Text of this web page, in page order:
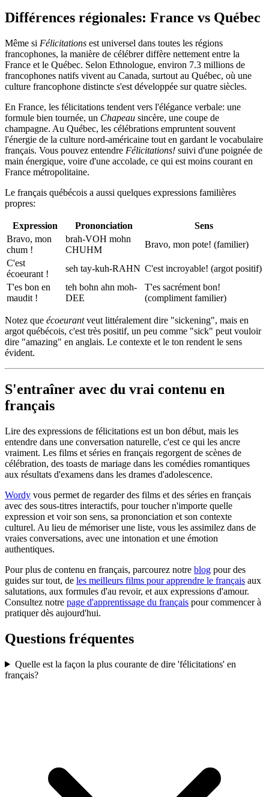
Différences régionales: France vs Québec
Même si Félicitations est universel dans toutes les régions
francophones, la manière de célébrer diffère nettement entre la
France et le Québec. Selon Ethnologue, environ 7.3 millions de
francophones natifs vivent au Canada, surtout au Québec, où une
culture francophone distincte s'est développée sur quatre siècles.
En France, les félicitations tendent vers l'élégance verbale: une
formule bien tournée, un Chapeau sincère, une coupe de
champagne. Au Québec, les célébrations empruntent souvent
l'énergie de la culture nord-américaine tout en gardant le vocabulaire
français. Vous pouvez entendre Félicitations! suivi d'une poignée de
main énergique, voire d'une accolade, ce qui est moins courant en
France métropolitaine.
Le français québécois a aussi quelques expressions familières
propres:
Expression Prononciation
Sens
Bravo, mon
chum !
brah-VOH mohn
CHUHM
Bravo, mon pote! (familier)
C'est
écoeurant !
seh tay-kuh-RAHN C'est incroyable! (argot positif)
T'es bon en
maudit !
teh bohn ahn moh-
DEE
T'es sacrément bon!
(compliment familier)
Notez que écoeurantveut littéralement dire "sickening", mais en
argot québécois, c'est très positif, un peu comme "sick" peut vouloir
dire "amazing" en anglais. Le contexte et le ton rendent le sens
évident.
S'entraîner avec du vrai contenu en
français
Lire des expressions de félicitations est un bon début, mais les
entendre dans une conversation naturelle, c'est ce qui les ancre
vraiment. Les films et séries en français regorgent de scènes de
célébration, des toasts de mariage dans les comédies romantiques
aux résultats d'examens dans les drames d'adolescence.
Wordy vous permet de regarder des films et des séries en français
avec des sous-titres interactifs, pour toucher n'importe quelle
expression et voir son sens, sa prononciation et son contexte
culturel. Au lieu de mémoriser une liste, vous les assimilez dans de
vraies conversations, avec une intonation et une émotion
authentiques.
Pour plus de contenu en français, parcourez notre blog pour des
guides sur tout, de les meilleurs films pour apprendre le français aux
salutations, aux formules d'au revoir, et aux expressions d'amour.
Consultez notre page d'apprentissage du français pour commencer à
pratiquer dès aujourd'hui.
Questions fréquentes
Quelle est la façon la plus courante de dire 'félicitations' en
français?